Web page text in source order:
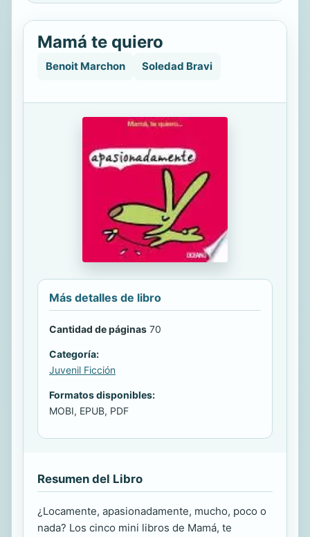
Mamá te quiero
Benoit Marchon Soledad Bravi
Más detalles de libro
Cantidad de páginas 70
Categoría:
Juvenil Ficción
Formatos disponibles:
MOBI, EPUB, PDF
Resumen del Libro
¿Locamente, apasionadamente, mucho, poco o
nada? Los cinco mini libros de Mamá, te